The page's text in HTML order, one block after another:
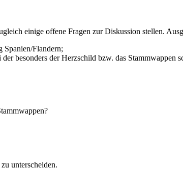
einige offene Fragen zur Diskussion stellen.
Spanien/Flandern;
der besonders der Herzschild bzw. das Stammwappen
unterscheiden.